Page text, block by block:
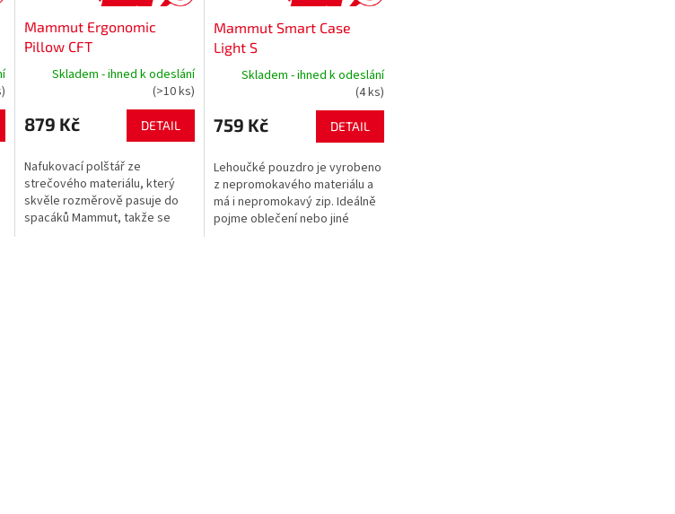
Mammut Ergonomic
Pillow CFT
Skladem - ihned k odeslání
(>10 ks)
879 Kč DETAIL
Nafukovací polštář ze
strečového materiálu, který
skvěle rozměrově pasuje do
spacáků Mammut, takže se
Mammut Smart Case
Light S
Skladem - ihned k odeslání
(4 ks)
759 Kč DETAIL
Lehoučké pouzdro je vyrobeno
z nepromokavého materiálu a
má i nepromokavý zip. Ideálně
pojme oblečení nebo jiné